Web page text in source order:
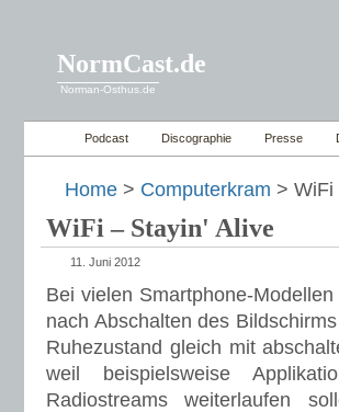
NormCast.de
Norman-Osthus.de
Podcast Discographie Presse
Home > Computerkram > WiFi
WiFi – Stayin' Alive
11. Juni 2012
Bei vielen Smartphone-
nach Abschalten des
Ruhezustand gleich mit
weil beispielsweise
Radiostreams weiterlaufen